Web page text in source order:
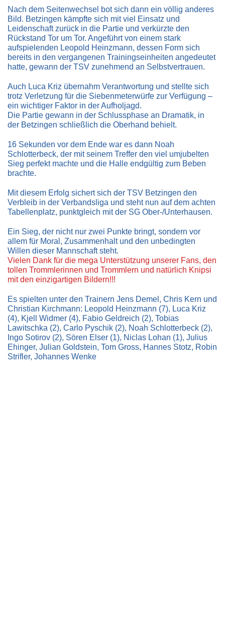
Nach dem Seitenwechsel bot sich dann ein völlig anderes
Bild. Betzingen kämpfte sich mit viel Einsatz und
Leidenschaft zurück in die Partie und verkürzte den
Rückstand Tor um Tor. Angeführt von einem stark
aufspielenden Leopold Heinzmann, dessen Form sich
bereits in den vergangenen Trainingseinheiten angedeutet
hatte, gewann der TSV zunehmend an Selbstvertrauen.
Auch Luca Kriz übernahm Verantwortung und stellte sich
trotz Verletzung für die Siebenmeterwürfe zur Verfügung –
ein wichtiger Faktor in der Aufholjagd.
Die Partie gewann in der Schlussphase an Dramatik, in
der Betzingen schließlich die Oberhand behielt.
16 Sekunden vor dem Ende war es dann Noah
Schlotterbeck, der mit seinem Treffer den viel umjubelten
Sieg perfekt machte und die Halle endgültig zum Beben
brachte.
Mit diesem Erfolg sichert sich der TSV Betzingen den
Verbleib in der Verbandsliga und steht nun auf dem achten
Tabellenplatz, punktgleich mit der SG Ober-/Unterhausen.
Ein Sieg, der nicht nur zwei Punkte bringt, sondern vor
allem für Moral, Zusammenhalt und den unbedingten
Willen dieser Mannschaft steht.
Vielen Dank für die mega Unterstützung unserer Fans, den
tollen Trommlerinnen und Trommlern und natürlich Knipsi
mit den einzigartigen Bildern!!!
Es spielten unter den Trainern Jens Demel, Chris Kern und
Christian Kirchmann: Leopold Heinzmann (7), Luca Kriz
(4), Kjell Widmer (4), Fabio Geldreich (2), Tobias
Lawitschka (2), Carlo Pyschik (2), Noah Schlotterbeck (2),
Ingo Sotirov (2), Sören Elser (1), Niclas Lohan (1), Julius
Ehinger, Julian Goldstein, Tom Gross, Hannes Stotz, Robin
Strifler, Johannes Wenke